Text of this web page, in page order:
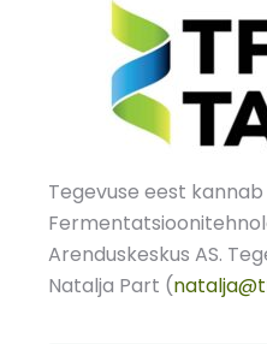
Tegevuse eest
Arenduskeskus AS.
Natalja Part (